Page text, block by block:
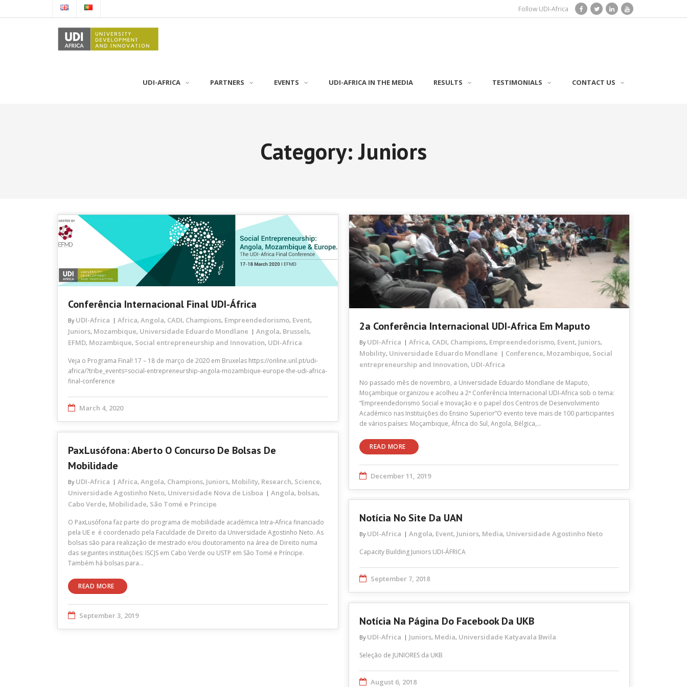
Follow UDI-Africa
UDI-AFRICA PARTNERS EVENTS UDI-AFRICA IN THE MEDIA RESULTS TESTIMONIALS CONTACT US
Category: Juniors
Conferência Internacional Final UDI-África
By UDI-Africa Africa, Angola, CADI, Champions, Empreendedorismo, Event,
Juniors, Mozambique, Universidade Eduardo Mondlane Angola, Brussels,
EFMD, Mozambique, Social entrepreneurship and Innovation, UDI-Africa
Veja o Programa Final! 17 – 18 de março de 2020 em Bruxelas https://online.unl.pt/udi-
africa/?tribe_events=social-entrepreneurship-angola-mozambique-europe-the-udi-africa-
final-conference
March 4, 2020
2a Conferência Internacional UDI-Africa Em Maputo
By UDI-Africa Africa, CADI, Champions, Empreendedorismo, Event, Juniors,
Mobility, Universidade Eduardo Mondlane Conference, Mozambique, Social
entrepreneurship and Innovation, UDI-Africa
No passado mês de novembro, a Universidade Eduardo Mondlane de Maputo,
Moçambique organizou e acolheu a 2ª Conferência Internacional UDI-Africa sob o tema:
“Empreendedorismo Social e Inovação e o papel dos Centros de Desenvolvimento
Académico nas Instituições do Ensino Superior”O evento teve mais de 100 participantes
de vários países: Moçambique, África do Sul, Angola, Bélgica,…
READ MORE
December 11, 2019
PaxLusófona: Aberto O Concurso De Bolsas De
Mobilidade
By UDI-Africa Africa, Angola, Champions, Juniors, Mobility, Research, Science,
Universidade Agostinho Neto, Universidade Nova de Lisboa Angola, bolsas,
Cabo Verde, Mobilidade, São Tomé e Principe
O PaxLusófona faz parte do programa de mobilidade académica Intra-Africa financiado
pela UE e é coordenado pela Faculdade de Direito da Universidade Agostinho Neto. As
bolsas são para realização de mestrado e/ou doutoramento na área de Direito numa
das seguintes instituições: ISCJS em Cabo Verde ou USTP em São Tomé e Príncipe.
Também há bolsas para…
READ MORE
September 3, 2019
Notícia No Site Da UAN
By UDI-Africa Angola, Event, Juniors, Media, Universidade Agostinho Neto
Capacity Building Juniors UDI-ÁFRICA
September 7, 2018
Notícia Na Página Do Facebook Da UKB
By UDI-Africa Juniors, Media, Universidade Katyavala Bwila
Seleção de JUNIORES da UKB
August 6, 2018